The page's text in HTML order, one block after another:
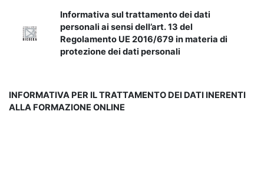
Informativa sul trattamento dei dati
personali ai sensi dell’art. 13 del
Regolamento UE 2016/679 in materia di
protezione dei dati personali
INFORMATIVA PER IL TRATTAMENTO DEI DATI INERENTI
ALLA FORMAZIONE ONLINE